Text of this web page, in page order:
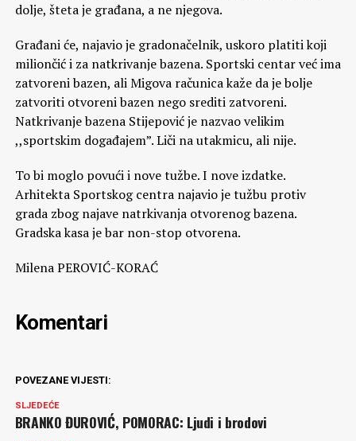
dolje, šteta je građana, a ne njegova.
Građani će, najavio je gradonačelnik, uskoro platiti koji
miliončić i za natkrivanje bazena. Sportski centar već ima
zatvoreni bazen, ali Migova računica kaže da je bolje
zatvoriti otvoreni bazen nego srediti zatvoreni.
Natkrivanje bazena Stijepović je nazvao velikim
,,sportskim događajem”. Liči na utakmicu, ali nije.
To bi moglo povući i nove tužbe. I nove izdatke.
Arhitekta Sportskog centra najavio je tužbu protiv
grada zbog najave natrkivanja otvorenog bazena.
Gradska kasa je bar non-stop otvorena.
Milena PEROVIĆ-KORAĆ
Komentari
POVEZANE VIJESTI:
SLJEDEĆE
BRANKO ĐUROVIĆ, POMORAC: Ljudi i brodovi